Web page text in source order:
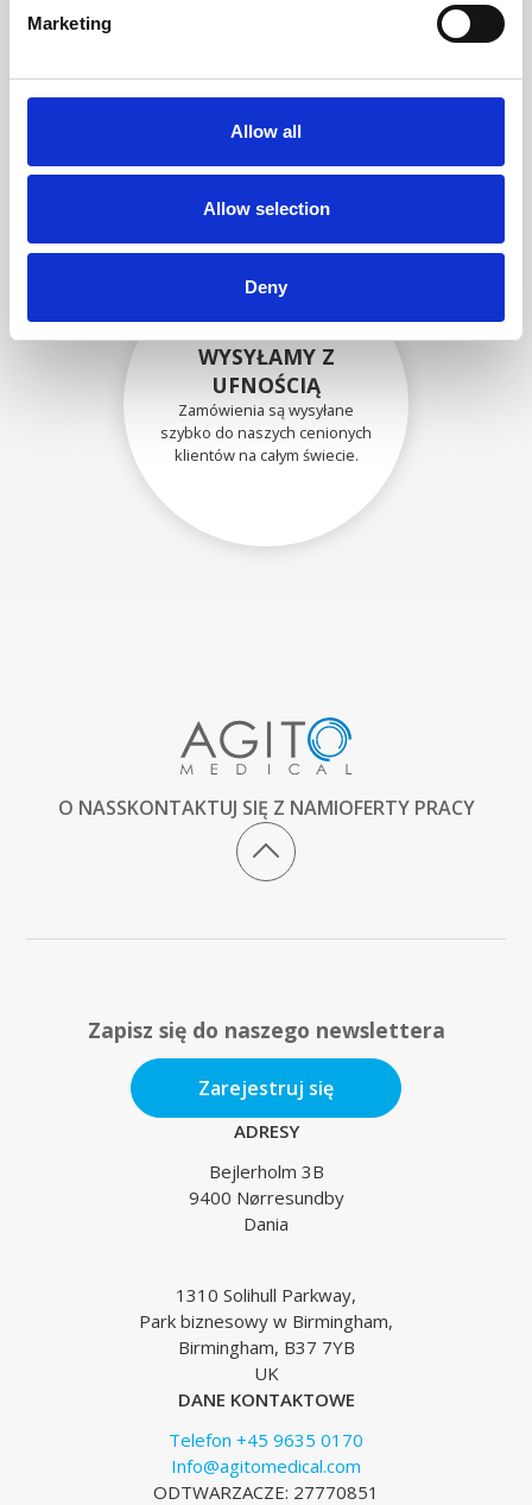
Marketing
Allow all
Allow selection
Deny
BEZPIECZNIE
ZAPAKOWANE
Każda pojedyncza część jest
użyciu odpowiednich
materiałów.
WYSYŁAMY Z
UFNOŚCIĄ
Zamówienia są wysyłane
szybko do naszych cenionych
klientów na całym świecie.
O NASSKONTAKTUJ SIĘ Z NAMIOFERTY PRACY
Zapisz się do naszego newslettera
Zarejestruj się
ADRESY
Bejlerholm 3B
9400 Nørresundby
Dania
1310 Solihull Parkway,
Park biznesowy w Birmingham,
Birmingham, B37 7YB
UK
DANE KONTAKTOWE
Telefon +45 9635 0170
Info@agitomedical.com
ODTWARZACZE: 27770851